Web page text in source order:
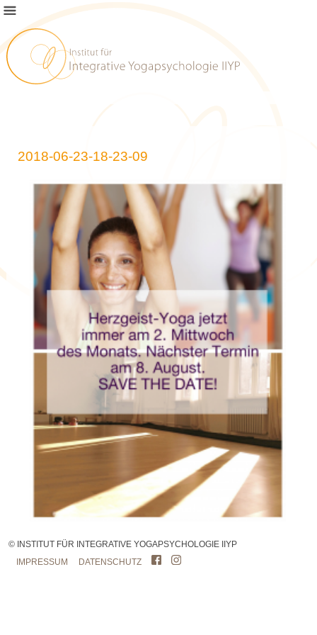
2018-06-23-18-23-09
© INSTITUT FÜR INTEGRATIVE YOGAPSYCHOLOGIE IIYP
IMPRESSUM DATENSCHUTZ